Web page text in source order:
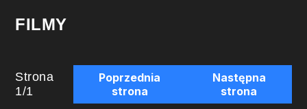
FILMY
Strona
1/1
Poprzednia
strona
Następna
strona